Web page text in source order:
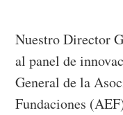
Nuestro Director
al panel de
General de la
Fundaciones